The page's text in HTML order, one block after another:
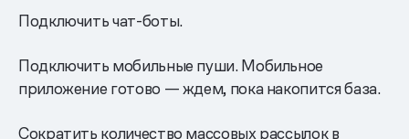
Подключить чат-боты.
Подключить мобильные пуши. Мобильное
приложение готово — ждем, пока накопится база.
Сократить количество массовых рассылок в